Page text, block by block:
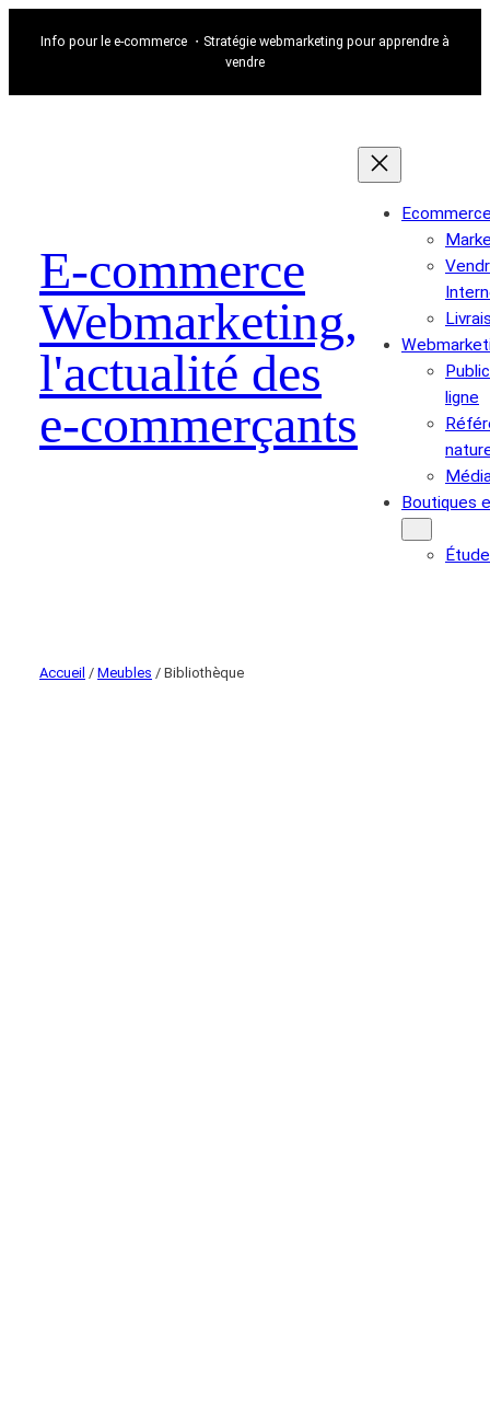
Info pour le e-commerce ・Stratégie webmarketing pour apprendre à
vendre
E-commerce
Webmarketing,
l'actualité des
e-commerçants
ligne
Boutiques
Accueil / Meubles / Bibliothèque